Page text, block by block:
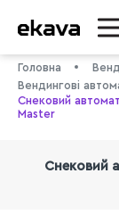
Головна
Вендингові
Снековий
Master
Снековий